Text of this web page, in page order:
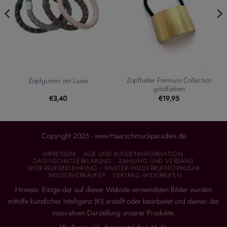
Zopfgummi mit Lurex
€3,40
Zopfhalter Premium Collection
goldfarben
€19,95
Copyright 2026 - www.Haarschmuckparadies.de
IMPRESSUM AGB UND KUNDENINFORMATION
DATENSCHUTZERKLÄRUNG ZAHLUNG UND VERSAND
WIDERRUFSBELEHRUNG / MUSTER-WIEDERRUFSFORMULAR
WIEDERVERKÄUFER VERTRAG WIDERRUFEN
Hinweis: Einige der auf dieser Website verwendeten Bilder wurden
mithilfe künstlicher Intelligenz (KI) erstellt oder bearbeitet und dienen der
inspirativen Darstellung unserer Produkte.